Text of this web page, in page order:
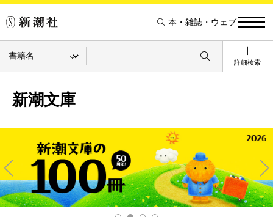
本・雑誌・ウェブ
詳細検索
新潮文庫
Pre
v
Ne
xt